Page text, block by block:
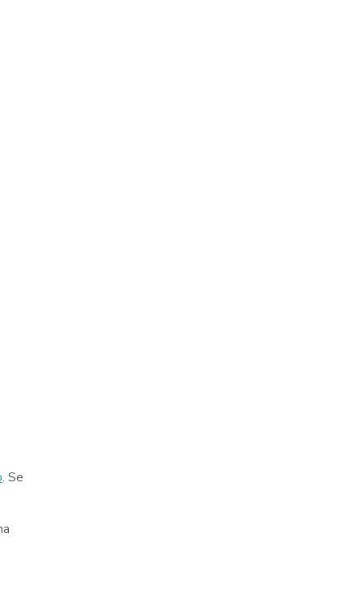
. Se